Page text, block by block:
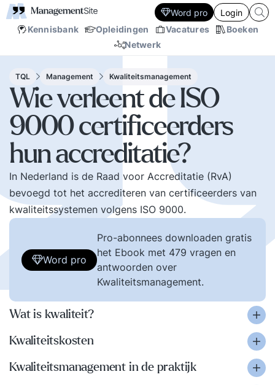
Kennisbank Opleidingen Vacatures
Boeken
Netwerk
Word pro Login
TQL Management Kwaliteitsmanagement
Wie verleent de ISO
9000 certificeerders
hun accreditatie?
In Nederland is de Raad voor Accreditatie (RvA)
bevoegd tot het accrediteren van certificeerders van
kwaliteitssystemen volgens ISO 9000.
Word pro
Pro-abonnees downloaden gratis
het Ebook met 479 vragen en
antwoorden over
Kwaliteitsmanagement.
Wat is kwaliteit?
Kwaliteitskosten
Kwaliteitsmanagement in de praktijk